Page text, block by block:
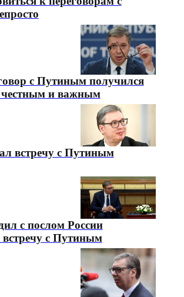
с Путиным получился
и важным
встречу с Путиным
с послом России
с Путиным